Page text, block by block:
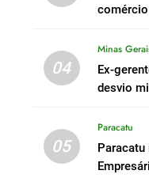
04
Minas
Ex-
desvio
05
Paracatu